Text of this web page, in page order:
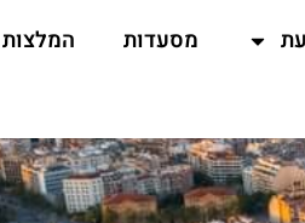
מסעדות
המלצות